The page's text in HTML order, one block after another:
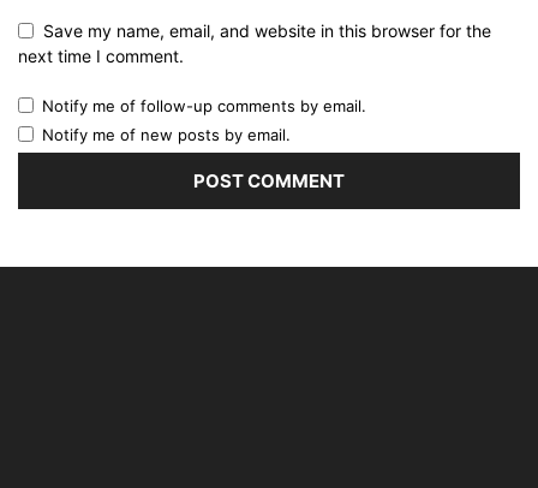
Save my name, email, and website in this browser for the
next time I comment.
Notify me of follow-up comments by email.
Notify me of new posts by email.